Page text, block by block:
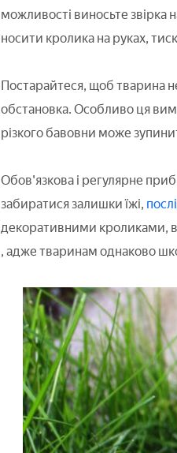
можливості виносьте звірка
носити кролика на руках,
Постарайтеся, щоб тварина
обстановка. Особливо ця
різкого бавовни може
Обов'язкова і регулярне
забиратися залишки їжі,
декоративними кроликами,
, адже тваринам однаково